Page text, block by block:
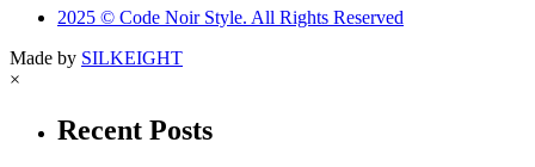
2025 © Code Noir Style. All Rights Reserved
Made by SILKEIGHT
×
Recent Posts